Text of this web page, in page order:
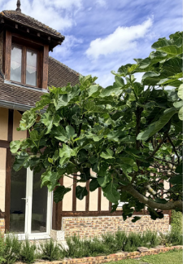
LIVRE
NOTRE
NOTRE